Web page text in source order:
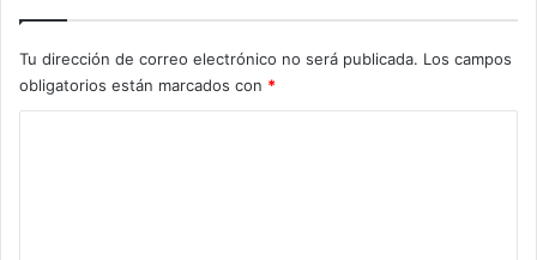
Tu dirección de correo electrónico no será publicada. Los campos
obligatorios están marcados con *